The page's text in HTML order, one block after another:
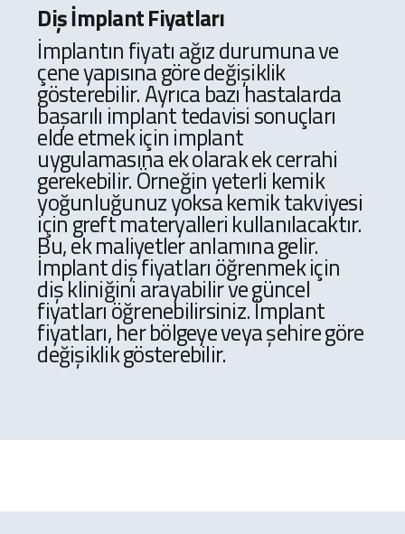
Diş İmplant Fiyatları
İmplantın fiyatı ağız durumuna ve
çene yapısına göre değişiklik
gösterebilir. Ayrıca bazı hastalarda
başarılı implant tedavisi sonuçları
elde etmek için implant
uygulamasına ek olarak ek cerrahi
gerekebilir. Örneğin yeterli kemik
yoğunluğunuz yoksa kemik takviyesi
için greft materyalleri kullanılacaktır.
Bu, ek maliyetler anlamına gelir.
İmplant diş fiyatları öğrenmek için
diş kliniğini arayabilir ve güncel
fiyatları öğrenebilirsiniz. İmplant
fiyatları, her bölgeye veya şehire göre
değişiklik gösterebilir.